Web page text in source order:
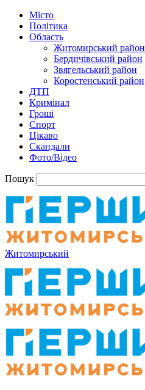
Місто
Політика
Область
Житомирський район
Бердичівський район
Звягельський район
Коростенський район
ДТП
Кримінал
Гроші
Спорт
Цікаво
Скандали
Фото/Відео
Пошук
Житомирський